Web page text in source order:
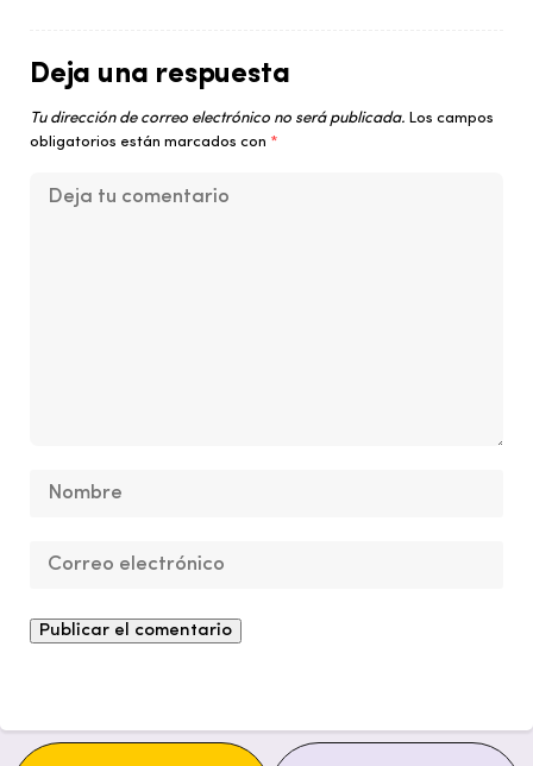
Deja una respuesta
Tu dirección de correo electrónico no será publicada. Los campos
obligatorios están marcados con *